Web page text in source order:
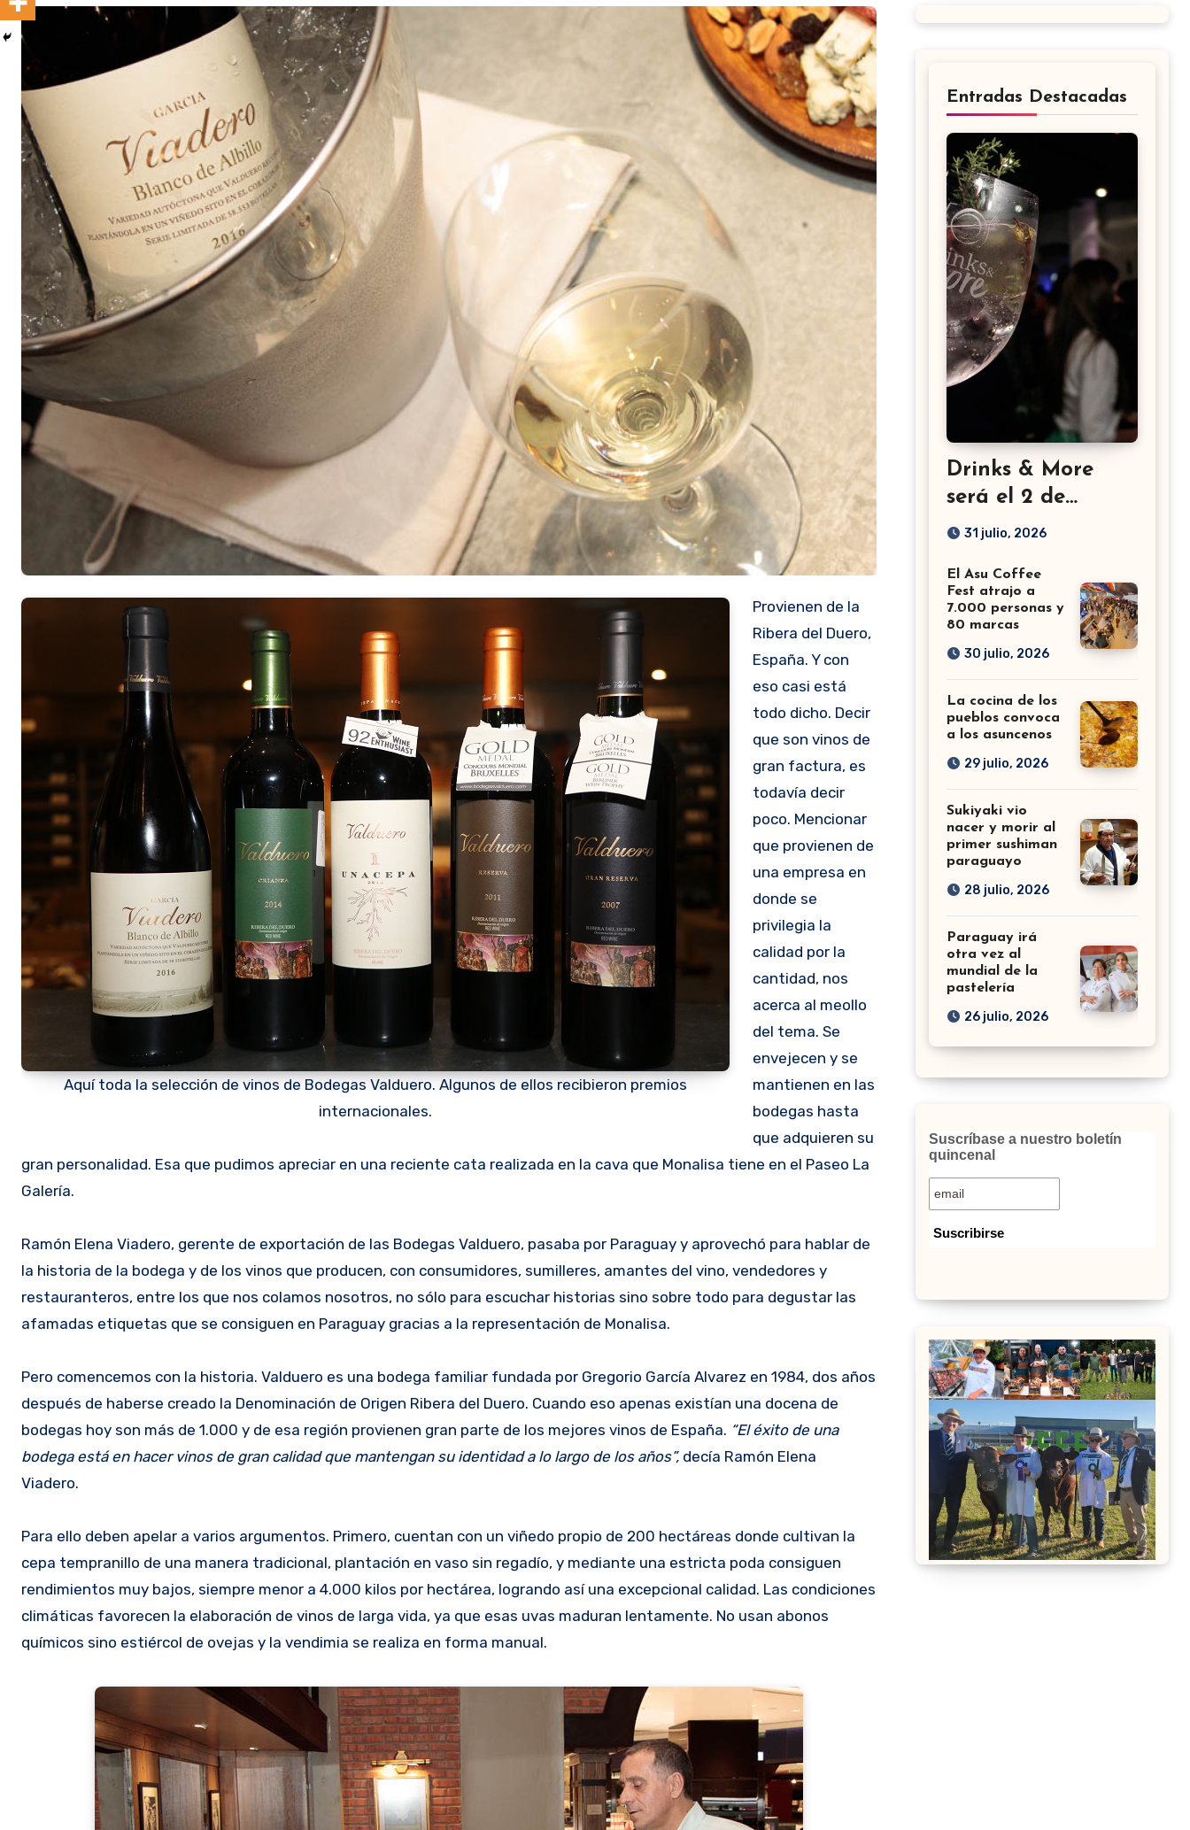
Aquí toda la selección de vinos de Bodegas Valduero. Algunos de ellos recibieron premios
internacionales.
Provienen de la
Ribera del Duero,
España. Y con
eso casi está
todo dicho. Decir
que son vinos de
gran factura, es
todavía decir
poco. Mencionar
que provienen de
una empresa en
donde se
privilegia la
calidad por la
cantidad, nos
acerca al meollo
del tema. Se
envejecen y se
mantienen en las
bodegas hasta
que adquieren su
gran personalidad. Esa que pudimos apreciar en una reciente cata realizada en la cava que Monalisa tiene en el Paseo La
Galería.
Ramón Elena Viadero, gerente de exportación de las Bodegas Valduero, pasaba por Paraguay y aprovechó para hablar de
la historia de la bodega y de los vinos que producen, con consumidores, sumilleres, amantes del vino, vendedores y
restauranteros, entre los que nos colamos nosotros, no sólo para escuchar historias sino sobre todo para degustar las
afamadas etiquetas que se consiguen en Paraguay gracias a la representación de Monalisa.
Pero comencemos con la historia. Valduero es una bodega familiar fundada por Gregorio García Alvarez en 1984, dos años
después de haberse creado la Denominación de Origen Ribera del Duero. Cuando eso apenas existían una docena de
bodegas hoy son más de 1.000 y de esa región provienen gran parte de los mejores vinos de España. “El éxito de una
bodega está en hacer vinos de gran calidad que mantengan su identidad a lo largo de los años”, decía Ramón Elena
Viadero.
Para ello deben apelar a varios argumentos. Primero, cuentan con un viñedo propio de 200 hectáreas donde cultivan la
cepa tempranillo de una manera tradicional, plantación en vaso sin regadío, y mediante una estricta poda consiguen
rendimientos muy bajos, siempre menor a 4.000 kilos por hectárea, logrando así una excepcional calidad. Las condiciones
climáticas favorecen la elaboración de vinos de larga vida, ya que esas uvas maduran lentamente. No usan abonos
químicos sino estiércol de ovejas y la vendimia se realiza en forma manual.
Entradas Destacadas
Drinks & More
será el 2 de
setiembre en el
31 julio, 2026
El Asu Coffee
Fest atrajo a
7.000 personas y
80 marcas
30 julio, 2026
La cocina de los
pueblos convoca
a los asuncenos
29 julio, 2026
Sukiyaki vio
nacer y morir al
primer sushiman
paraguayo
28 julio, 2026
Paraguay irá
otra vez al
mundial de la
pastelería
26 julio, 2026
Suscríbase a nuestro boletín
quincenal